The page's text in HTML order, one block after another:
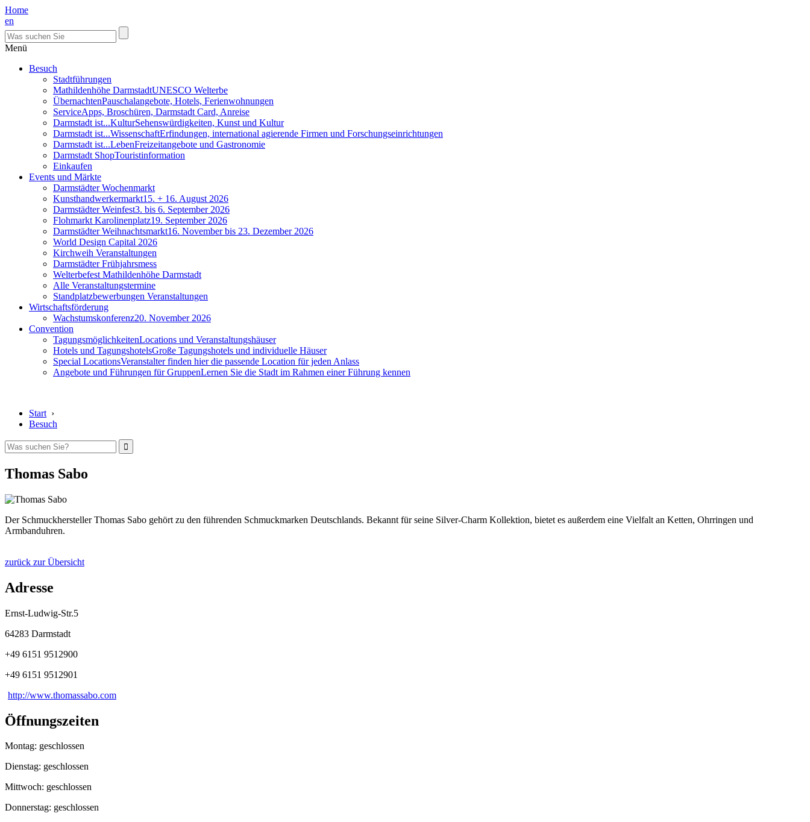
Home
en
Menü
Besuch
Stadtführungen
Mathildenhöhe DarmstadtUNESCO Welterbe
ÜbernachtenPauschalangebote, Hotels, Ferienwohnungen
ServiceApps, Broschüren, Darmstadt Card, Anreise
Darmstadt ist...KulturSehenswürdigkeiten, Kunst und Kultur
Darmstadt ist...WissenschaftErfindungen, international agierende Firmen und Forschungseinrichtungen
Darmstadt ist...LebenFreizeitangebote und Gastronomie
Darmstadt ShopTouristinformation
Einkaufen
Events und Märkte
Darmstädter Wochenmarkt
Kunsthandwerkermarkt15. + 16. August 2026
Darmstädter Weinfest3. bis 6. September 2026
Flohmarkt Karolinenplatz19. September 2026
Darmstädter Weihnachtsmarkt16. November bis 23. Dezember 2026
World Design Capital 2026
Kirchweih Veranstaltungen
Darmstädter Frühjahrsmess
Welterbefest Mathildenhöhe Darmstadt
Alle Veranstaltungstermine
Standplatzbewerbungen Veranstaltungen
Wirtschaftsförderung
Wachstumskonferenz20. November 2026
Convention
TagungsmöglichkeitenLocations und Veranstaltungshäuser
Hotels und TagungshotelsGroße Tagungshotels und individuelle Häuser
Special LocationsVeranstalter finden hier die passende Location für jeden Anlass
Angebote und Führungen für GruppenLernen Sie die Stadt im Rahmen einer Führung kennen
Start ›
Besuch
Thomas Sabo
Der Schmuckhersteller Thomas Sabo gehört zu den führenden Schmuckmarken Deutschlands. Bekannt für seine Silver-Charm Kollektion, bietet es außerdem eine Vielfalt an Ketten, Ohrringen und
Armbanduhren.
zurück zur Übersicht
Adresse
Ernst-Ludwig-Str.5
64283 Darmstadt
+49 6151 9512900
+49 6151 9512901
http://www.thomassabo.com
Öffnungszeiten
Montag: geschlossen
Dienstag: geschlossen
Mittwoch: geschlossen
Donnerstag: geschlossen